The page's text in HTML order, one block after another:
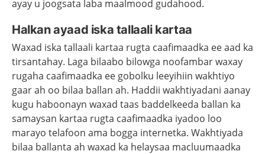
ayay u joogsata laba maalmood gudahood.
Halkan ayaad iska tallaali kartaa
Waxad iska tallaali kartaa rugta caafimaadka ee aad ka
tirsantahay. Laga bilaabo bilowga noofambar waxay
rugaha caafimaadka ee gobolku leeyihiin wakhtiyo
gaar ah oo bilaa ballan ah. Haddii wakhtiyadani aanay
kugu haboonayn waxad taas baddelkeeda ballan ka
samaysan kartaa rugta caafimaadka iyadoo loo
marayo telafoon ama bogga internetka. Wakhtiyada
bilaa ballanta ah waxad ka helaysaa macluumaadka